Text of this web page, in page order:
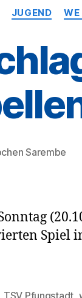
JUGEND WE
Sarembe
Spiel
TSV Pfungstadt